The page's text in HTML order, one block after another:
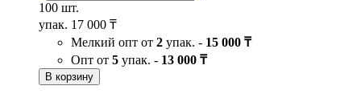
100 шт.
упак. 17 000 ₸
Мелкий опт от 2 упак. - 15 000 ₸
Опт от 5 упак. - 13 000 ₸
В корзину